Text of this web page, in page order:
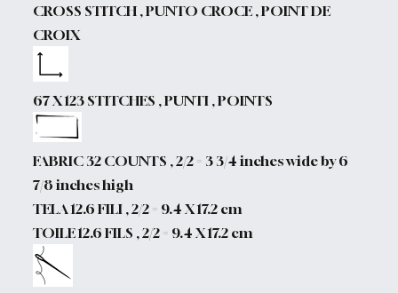
CROSS STITCH , PUNTO CROCE , POINT DE
CROIX
67 X 123 STITCHES , PUNTI , POINTS
FABRIC 32 COUNTS , 2/2 = 3 3/4 inches wide by 6
7/8 inches high
TELA 12.6 FILI , 2/2 = 9.4 X 17.2 cm
TOILE 12.6 FILS , 2/2 = 9.4 X 17.2 cm